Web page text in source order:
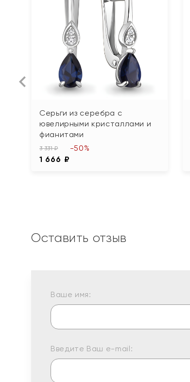
Серьги из серебра с
ювелирными кристаллами и
фианитами
3 331 ₽
1 666 ₽
-50%
Оставить отзыв
Ваше имя:
Введите Ваш e-mail: